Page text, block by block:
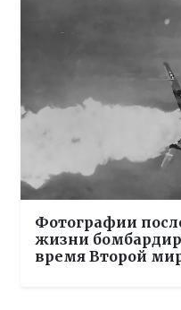
Фотографии
жизни
время Второй